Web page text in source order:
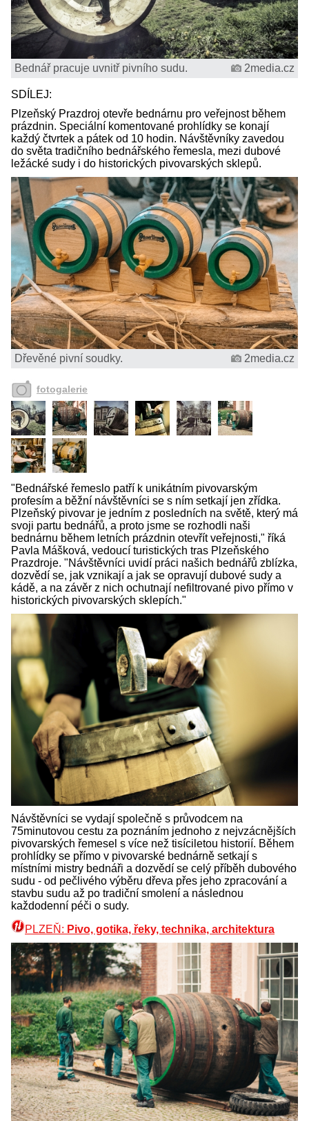
Bednář pracuje uvnitř pivního sudu. 2media.cz
SDÍLEJ:
Plzeňský Prazdroj otevře bednárnu pro veřejnost během
prázdnin. Speciální komentované prohlídky se konají
každý čtvrtek a pátek od 10 hodin. Návštěvníky zavedou
do světa tradičního bednářského řemesla, mezi dubové
ležácké sudy i do historických pivovarských sklepů.
Dřevěné pivní soudky. 2media.cz
fotogalerie
"Bednářské řemeslo patří k unikátním pivovarským
profesím a běžní návštěvníci se s ním setkají jen zřídka.
Plzeňský pivovar je jedním z posledních na světě, který má
svoji partu bednářů, a proto jsme se rozhodli naši
bednárnu během letních prázdnin otevřít veřejnosti," říká
Pavla Mášková, vedoucí turistických tras Plzeňského
Prazdroje. "Návštěvníci uvidí práci našich bednářů zblízka,
dozvědí se, jak vznikají a jak se opravují dubové sudy a
kádě, a na závěr z nich ochutnají nefiltrované pivo přímo v
historických pivovarských sklepích."
Návštěvníci se vydají společně s průvodcem na
75minutovou cestu za poznáním jednoho z nejvzácnějších
pivovarských řemesel s více než tisíciletou historií. Během
prohlídky se přímo v pivovarské bednárně setkají s
místními mistry bednáři a dozvědí se celý příběh dubového
sudu - od pečlivého výběru dřeva přes jeho zpracování a
stavbu sudu až po tradiční smolení a následnou
každodenní péči o sudy.
PLZEŇ: Pivo, gotika, řeky, technika, architektura